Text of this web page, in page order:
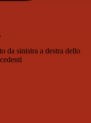
da sinistra a destra dello